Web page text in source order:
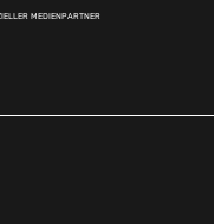
MEDIENPARTNER